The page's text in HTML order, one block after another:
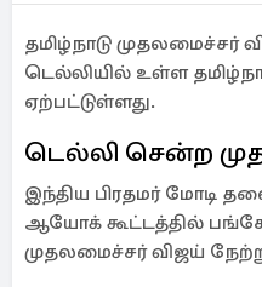
தமிழ்நாடு முதலமைச்சர்
டெல்லியில் உள்ள
ஏற்பட்டுள்ளது.
டெல்லி சென்ற
இந்திய பிரதமர் மோடி
ஆயோக் கூட்டத்தில்
முதலமைச்சர் விஜய்